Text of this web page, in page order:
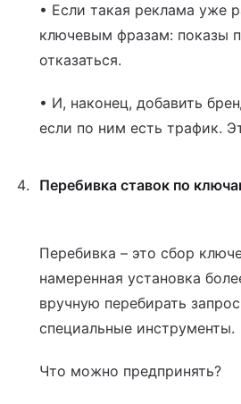
• Если такая реклама уже
ключевым фразам: показы
отказаться.
• И, наконец, добавить
если по ним есть трафик.
Перебивка ставок по
Перебивка – это сбор
намеренная установка
вручную перебирать
специальные инструменты.
Что можно предпринять?